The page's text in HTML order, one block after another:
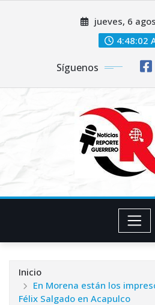
jueves, 6
4:48:04
Síguenos
Inicio
En Morena están los
Félix Salgado en Acapulco